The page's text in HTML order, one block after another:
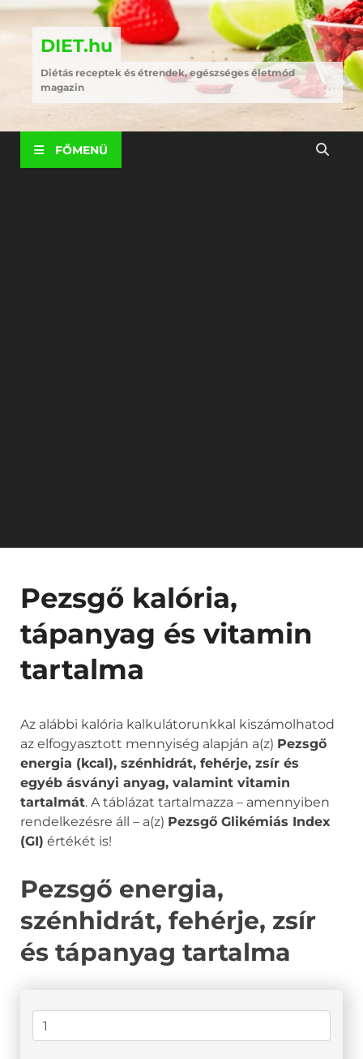
DIET.hu
Diétás receptek és étrendek, egészséges életmód
magazin
FŐMENÜ
Pezsgő kalória,
tápanyag és vitamin
tartalma
Az alábbi kalória kalkulátorunkkal kiszámolhatod
az elfogyasztott mennyiség alapján a(z) Pezsgő
energia (kcal), szénhidrát, fehérje, zsír és
egyéb ásványi anyag, valamint vitamin
tartalmát. A táblázat tartalmazza – amennyiben
rendelkezésre áll – a(z) Pezsgő Glikémiás Index
(GI) értékét is!
Pezsgő energia,
szénhidrát, fehérje, zsír
és tápanyag tartalma